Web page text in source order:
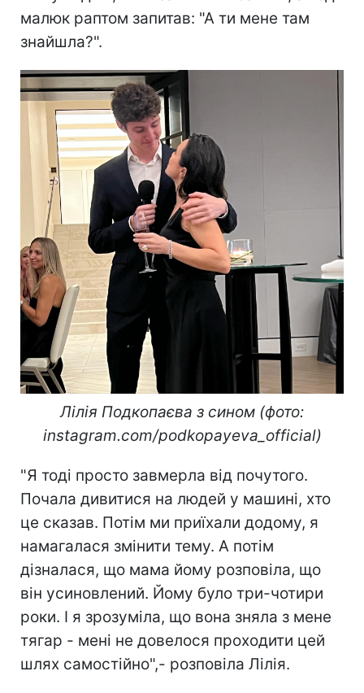
малюк раптом запитав: "А ти мене там
знайшла?".
Лілія Подкопаєва з сином (фото:
instagram.com/podkopayeva_official)
"Я тоді просто завмерла від почутого.
Почала дивитися на людей у машині, хто
це сказав. Потім ми приїхали додому, я
намагалася змінити тему. А потім
дізналася, що мама йому розповіла, що
він усиновлений. Йому було три-чотири
роки. І я зрозуміла, що вона зняла з мене
тягар - мені не довелося проходити цей
шлях самостійно",- розповіла Лілія.